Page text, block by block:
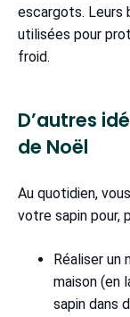
escargots. Leurs
utilisées pour
froid.
D’autres
de Noël
Au quotidien,
votre sapin pour,
Réaliser
maison (en
sapin dans